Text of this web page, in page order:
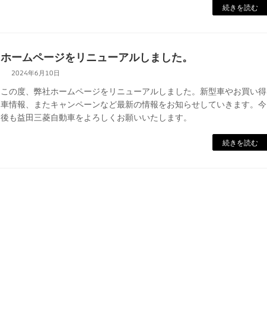
続きを読む
ホームページをリニューアルしました。
2024年6月10日
この度、弊社ホームページをリニューアルしました。新型車やお買い得
車情報、またキャンペーンなど最新の情報をお知らせしていきます。今
後も益田三菱自動車をよろしくお願いいたします。
続きを読む